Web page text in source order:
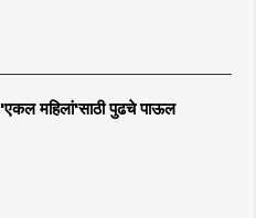
'एकल महिलां'साठी पुढचे पाऊल